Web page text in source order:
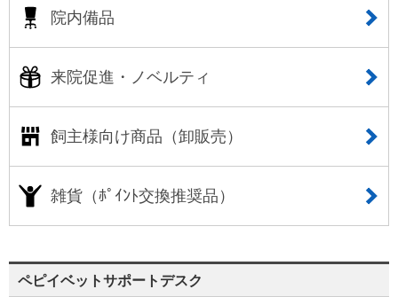
院内備品
来院促進・ノベルティ
飼主様向け商品（卸販売）
雑貨（ﾎﾟｲﾝﾄ交換推奨品）
ペピイベットサポートデスク